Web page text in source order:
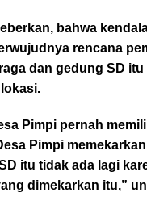
bahwa
rencana
dan gedung SD
Pimpi pernah
Pimpi
itu tidak ada lagi
dimekarkan itu,”